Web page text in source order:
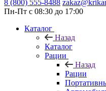
8 (800) 555-8488
Пн-Пт с 08:30 до 17:00
Каталог
Назад
Каталог
Рации
Назад
Рации